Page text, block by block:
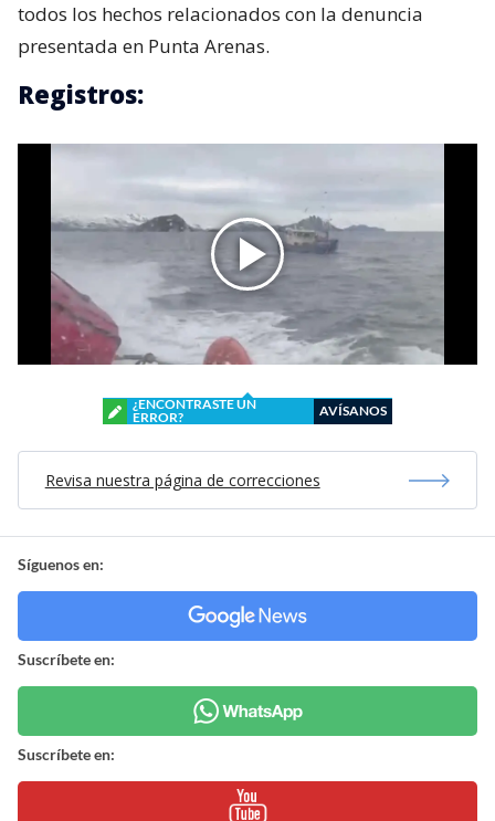
todos los hechos relacionados con la denuncia
presentada en Punta Arenas.
Registros:
¿ENCONTRASTE UN
ERROR?
AVÍSANOS
Revisa nuestra página de correcciones
Síguenos en:
Suscríbete en:
Suscríbete en: